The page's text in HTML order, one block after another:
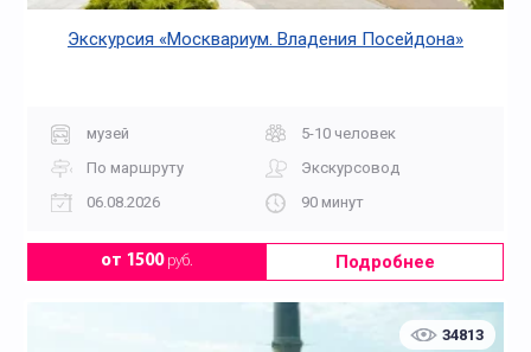
Экскурсия «Москвариум. Владения Посейдона»
музей
5-10 человек
По маршруту
Экскурсовод
06.08.2026
90 минут
от 1500руб. Подробнее
34813